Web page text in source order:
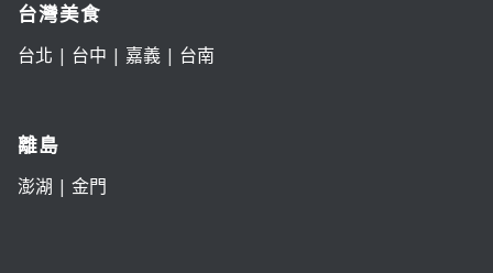
台灣美食
台北 | 台中 | 嘉義| 台南
離島
澎湖 | 金門